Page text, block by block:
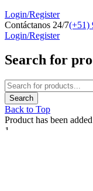
Login/Register
Contáctanos 24/7(+51)
Login/Register
Search for
Back to Top
Product has been
1